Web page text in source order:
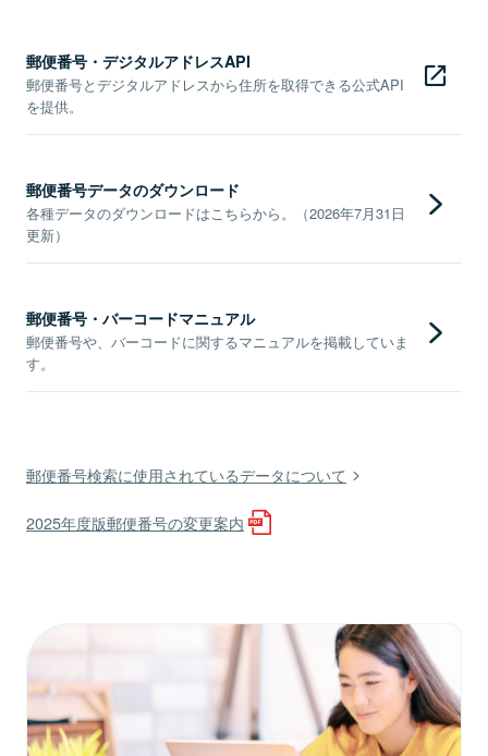
郵便番号・デジタルアドレスAPI
郵便番号とデジタルアドレスから住所を取得できる公式API
を提供。
郵便番号データのダウンロード
各種データのダウンロードはこちらから。（2026年7月31日
更新）
郵便番号・バーコードマニュアル
郵便番号や、バーコードに関するマニュアルを掲載していま
す。
郵便番号検索に使用されているデータについて
2025年度版郵便番号の変更案内